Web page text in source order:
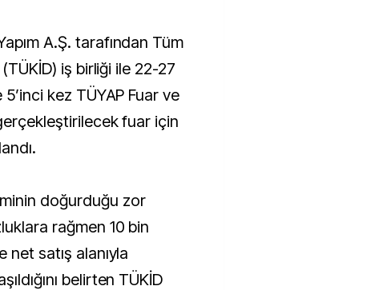
A.Ş. tarafından Tüm
iş birliği ile 22-27
kez TÜYAP Fuar ve
fuar için
doğurduğu zor
rağmen 10 bin
satış alanıyla
belirten TÜKİD